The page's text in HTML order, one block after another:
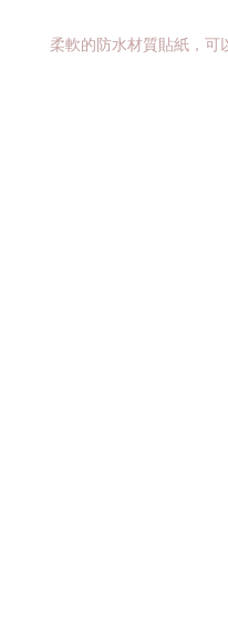
柔軟的防水材質貼紙，